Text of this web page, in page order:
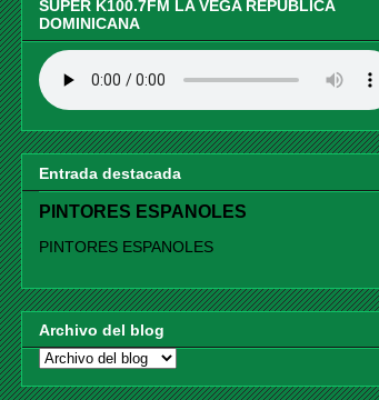
SUPER K100.7FM LA VEGA REPUBLICA
DOMINICANA
Entrada destacada
PINTORES ESPANOLES
PINTORES ESPANOLES
Archivo del blog